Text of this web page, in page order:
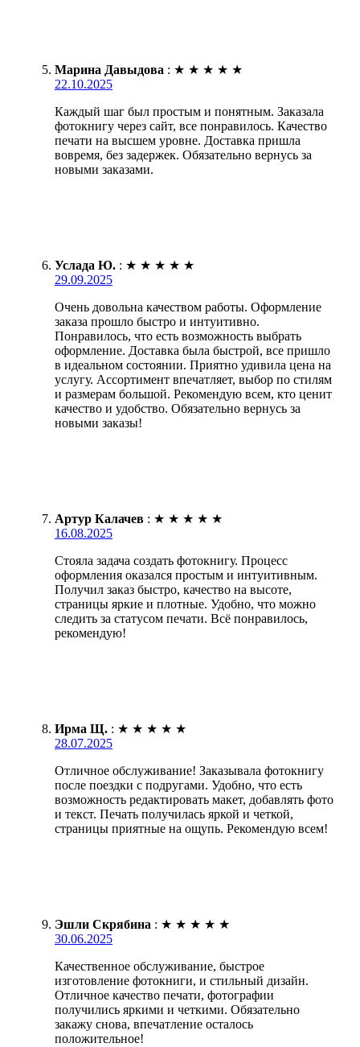
Марина Давыдова : ★ ★ ★ ★ ★
22.10.2025
Каждый шаг был простым и понятным. Заказала
фотокнигу через сайт, все понравилось. Качество
печати на высшем уровне. Доставка пришла
вовремя, без задержек. Обязательно вернусь за
новыми заказами.
Услада Ю. : ★ ★ ★ ★ ★
29.09.2025
Очень довольна качеством работы. Оформление
заказа прошло быстро и интуитивно.
Понравилось, что есть возможность выбрать
оформление. Доставка была быстрой, все пришло
в идеальном состоянии. Приятно удивила цена на
услугу. Ассортимент впечатляет, выбор по стилям
и размерам большой. Рекомендую всем, кто ценит
качество и удобство. Обязательно вернусь за
новыми заказы!
Артур Калачев : ★ ★ ★ ★ ★
16.08.2025
Стояла задача создать фотокнигу. Процесс
оформления оказался простым и интуитивным.
Получил заказ быстро, качество на высоте,
страницы яркие и плотные. Удобно, что можно
следить за статусом печати. Всё понравилось,
рекомендую!
Ирма Щ. : ★ ★ ★ ★ ★
28.07.2025
Отличное обслуживание! Заказывала фотокнигу
после поездки с подругами. Удобно, что есть
возможность редактировать макет, добавлять фото
и текст. Печать получилась яркой и четкой,
страницы приятные на ощупь. Рекомендую всем!
Эшли Скрябина : ★ ★ ★ ★ ★
30.06.2025
Качественное обслуживание, быстрое
изготовление фотокниги, и стильный дизайн.
Отличное качество печати, фотографии
получились яркими и четкими. Обязательно
закажу снова, впечатление осталось
положительное!